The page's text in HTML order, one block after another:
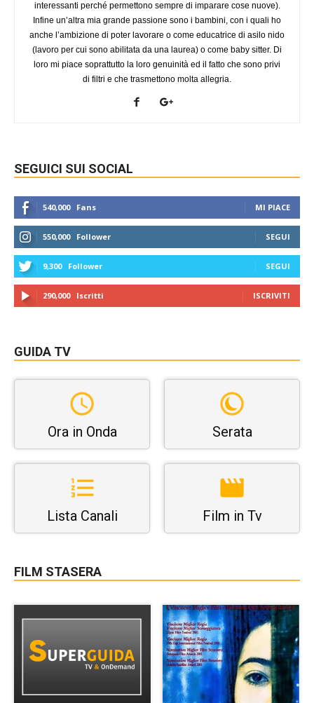
interessanti perché permettono sempre di imparare cose nuove).
Infine un’altra mia grande passione sono i bambini, con i quali ho
anche l’ambizione di poter lavorare o come educatrice di asilo nido
(lavoro per cui sono abilitata da una laurea) o come baby sitter. Di
loro mi piace soprattutto la loro genuinità ed il fatto che sono privi
di filtri e che trasmettono molta allegria.
SEGUICI SUI SOCIAL
540,000 Fans MI PIACE
550,000 Follower SEGUI
9,300 Follower SEGUI
290,000 Iscritti ISCRIVITI
GUIDA TV
Ora in Onda Serata
Lista Canali Film in Tv
FILM STASERA